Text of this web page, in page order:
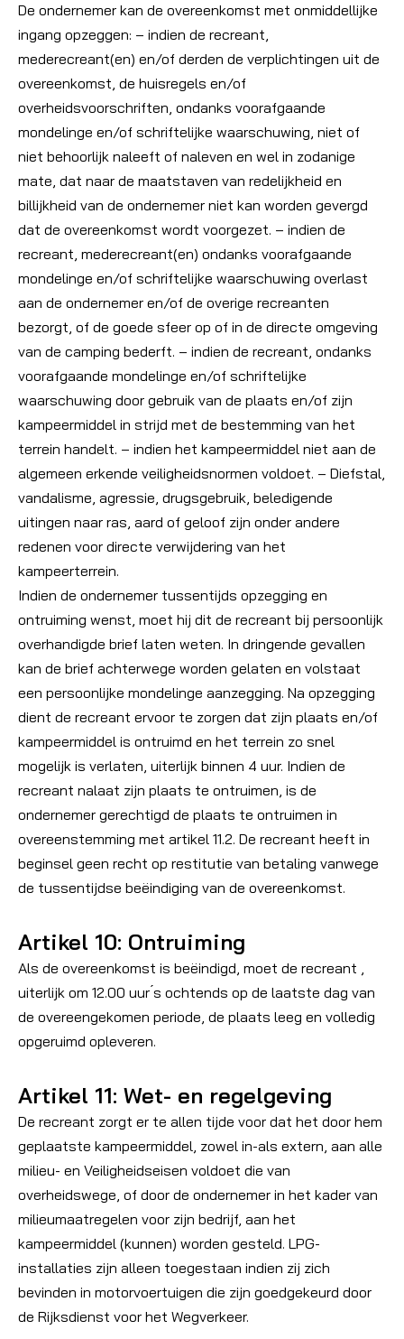
De ondernemer kan de overeenkomst met onmiddellijke
ingang opzeggen: – indien de recreant,
mederecreant(en) en/of derden de verplichtingen uit de
overeenkomst, de huisregels en/of
overheidsvoorschriften, ondanks voorafgaande
mondelinge en/of schriftelijke waarschuwing, niet of
niet behoorlijk naleeft of naleven en wel in zodanige
mate, dat naar de maatstaven van redelijkheid en
billijkheid van de ondernemer niet kan worden gevergd
dat de overeenkomst wordt voorgezet. – indien de
recreant, mederecreant(en) ondanks voorafgaande
mondelinge en/of schriftelijke waarschuwing overlast
aan de ondernemer en/of de overige recreanten
bezorgt, of de goede sfeer op of in de directe omgeving
van de camping bederft. – indien de recreant, ondanks
voorafgaande mondelinge en/of schriftelijke
waarschuwing door gebruik van de plaats en/of zijn
kampeermiddel in strijd met de bestemming van het
terrein handelt. – indien het kampeermiddel niet aan de
algemeen erkende veiligheidsnormen voldoet. – Diefstal,
vandalisme, agressie, drugsgebruik, beledigende
uitingen naar ras, aard of geloof zijn onder andere
redenen voor directe verwijdering van het
kampeerterrein.
Indien de ondernemer tussentijds opzegging en
ontruiming wenst, moet hij dit de recreant bij persoonlijk
overhandigde brief laten weten. In dringende gevallen
kan de brief achterwege worden gelaten en volstaat
een persoonlijke mondelinge aanzegging. Na opzegging
dient de recreant ervoor te zorgen dat zijn plaats en/of
kampeermiddel is ontruimd en het terrein zo snel
mogelijk is verlaten, uiterlijk binnen 4 uur. Indien de
recreant nalaat zijn plaats te ontruimen, is de
ondernemer gerechtigd de plaats te ontruimen in
overeenstemming met artikel 11.2. De recreant heeft in
beginsel geen recht op restitutie van betaling vanwege
de tussentijdse beëindiging van de overeenkomst.
Artikel 10: Ontruiming
Als de overeenkomst is beëindigd, moet de recreant ,
uiterlijk om 12.00 uur ́s ochtends op de laatste dag van
de overeengekomen periode, de plaats leeg en volledig
opgeruimd opleveren.
Artikel 11: Wet- en regelgeving
De recreant zorgt er te allen tijde voor dat het door hem
geplaatste kampeermiddel, zowel in-als extern, aan alle
milieu- en Veiligheidseisen voldoet die van
overheidswege, of door de ondernemer in het kader van
milieumaatregelen voor zijn bedrijf, aan het
kampeermiddel (kunnen) worden gesteld. LPG-
installaties zijn alleen toegestaan indien zij zich
bevinden in motorvoertuigen die zijn goedgekeurd door
de Rijksdienst voor het Wegverkeer.